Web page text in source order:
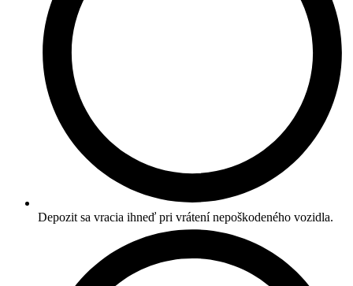
Depozit sa vracia ihneď pri vrátení nepoškodeného vozidla.